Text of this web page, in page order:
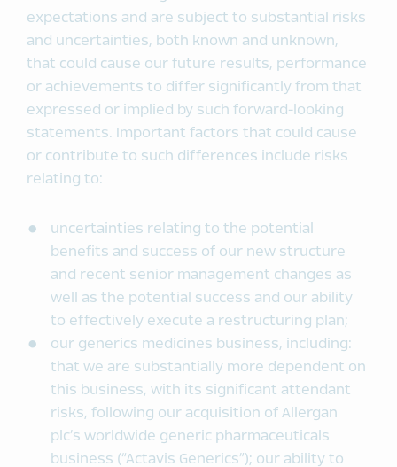
expectations and are subject to substantial risks
and uncertainties, both known and unknown,
that could cause our future results, performance
or achievements to differ significantly from that
expressed or implied by such forward-looking
statements. Important factors that could cause
or contribute to such differences include risks
relating to:
uncertainties relating to the potential
benefits and success of our new structure
and recent senior management changes as
well as the potential success and our ability
to effectively execute a restructuring plan;
our generics medicines business, including:
that we are substantially more dependent on
this business, with its significant attendant
risks, following our acquisition of Allergan
plc’s worldwide generic pharmaceuticals
business (“Actavis Generics”); our ability to